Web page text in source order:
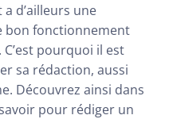
d’ailleurs une
bon fonctionnement
pourquoi il est
sa rédaction, aussi
Découvrez ainsi dans
pour rédiger un